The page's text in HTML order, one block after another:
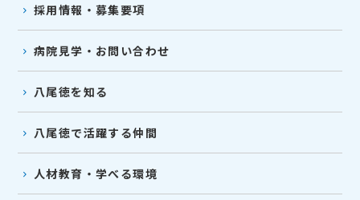
採用情報・募集要項
病院見学・お問い合わせ
八尾徳を知る
八尾徳で活躍する仲間
人材教育・学べる環境